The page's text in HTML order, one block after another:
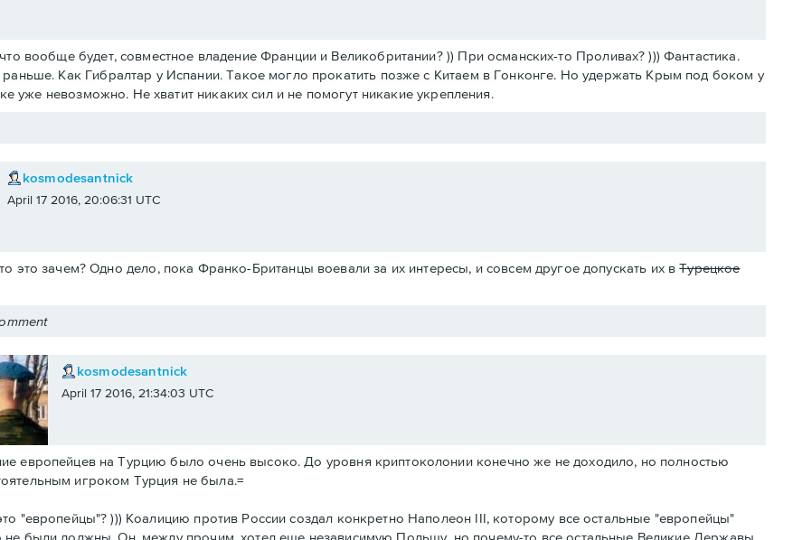
вообще будет, совместное владение Франции и Великобритании? )) При османских-то Проливах? ))) Фантастика.
Как Гибралтар у Испании. Такое могло прокатить позже с Китаем в Гонконге. Но удержать Крым под боком у
уже невозможно. Не хватит никаких сил и не помогут никакие укрепления.
kosmodesantnick
April 17 2016, 20:06:31 UTC
это зачем? Одно дело, пока Франко-Британцы воевали за их интересы, и совсем другое допускать их вТурецкое
kosmodesantnick
April 17 2016, 21:34:03 UTC
европейцев на Турцию было очень высоко. До уровня криптоколонии конечно же не доходило, но полностью
игроком Турция не была.=
"европейцы"? ))) Коалицию против России создал конкретно Наполеон III, которому все остальные "европейцы"